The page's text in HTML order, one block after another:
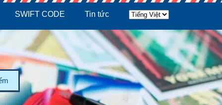
SWIFT CODE Tin tức